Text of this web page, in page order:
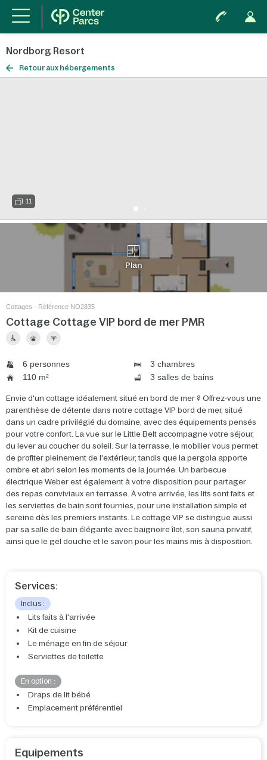
Nordborg Resort
Retour aux hébergements
11
Plan
Cottages - Référence NO2835
Cottage Cottage VIP bord de mer PMR
6 personnes
3 chambres
110 m²
3 salles de bains
Envie d'un cottage idéalement situé en bord de mer ? Offrez-vous une
parenthèse de détente dans notre cottage VIP bord de mer, situé
dans un cadre privilégié du domaine, avec des équipements pensés
pour votre confort. La vue sur le Little Belt accompagne votre séjour,
du lever au coucher du soleil. Sur la terrasse, le mobilier vous permet
de profiter pleinement de l'extérieur, tandis que la pergola apporte
ombre et abri selon les moments de la journée. Un barbecue
électrique Weber est également à votre disposition pour partager
des repas conviviaux en terrasse. À votre arrivée, les lits sont faits et
les serviettes de bain sont fournies, pour une installation simple et
sereine dès les premiers instants. Le cottage VIP se distingue aussi
par sa salle de bain élégante avec baignoire îlot, son sauna privatif,
ainsi que le gel douche et le savon pour les mains mis à disposition.
Services:
Inclus :
Lits faits à l'arrivée
Kit de cuisine
Le ménage en fin de séjour
Serviettes de toilette
En option :
Draps de lit bébé
Emplacement préférentiel
Equipements